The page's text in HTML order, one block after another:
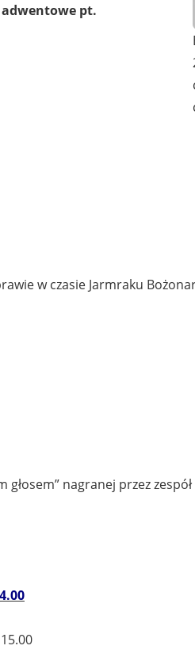
pt.
w czasie Jarmraku
nagranej przez